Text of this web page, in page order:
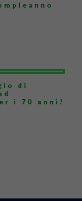
di
i 70 anni!